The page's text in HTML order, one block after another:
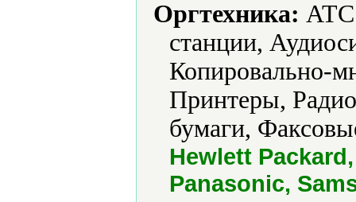
Оргтехника: АТС
станции,
Копировально-
Принтеры,
бумаги,
Hewlett
Panasonic,